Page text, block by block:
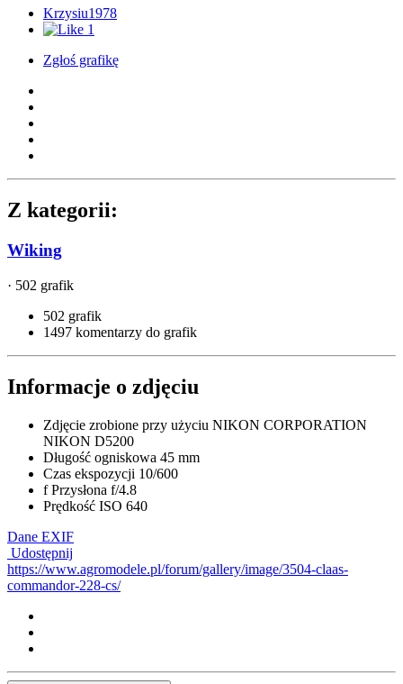
Krzysiu1978
1
Zgłoś grafikę
Z kategorii:
Wiking
· 502 grafik
502 grafik
1497 komentarzy do grafik
Informacje o zdjęciu
Zdjęcie zrobione przy użyciu NIKON CORPORATION
NIKON D5200
Długość ogniskowa 45 mm
Czas ekspozycji 10/600
f Przysłona f/4.8
Prędkość ISO 640
Dane EXIF
Udostępnij
https://www.agromodele.pl/forum/gallery/image/3504-claas-
commandor-228-cs/